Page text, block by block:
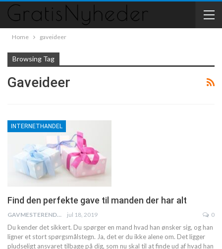
Home gaveideer
Browsing Tag
Gaveideer
INTERNETHANDEL
Find den perfekte gave til manden der har alt
GAVMESTERENDK jul 18, 2019 0
Du kender det sikkert. Du spørger en mand hvad han ønsker sig, og han
ligner et stort spørgsmålstegn. Ja, det er du ikke alene om. Det ligger
pludseligt ansvaret tilbage på dig, som nu skal til at finde ud af hvad han